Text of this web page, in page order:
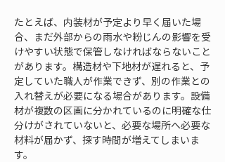
たとえば、内装材が予定より早く届いた場
合、まだ外部からの雨水や粉じんの影響を受
けやすい状態で保管しなければならないこと
があります。構造材や下地材が遅れると、予
定していた職人が作業できず、別の作業との
入れ替えが必要になる場合があります。設備
材が複数の区画に分かれているのに明確な仕
分けがされていないと、必要な場所へ必要な
材料が届かず、探す時間が増えてしまいま
す。